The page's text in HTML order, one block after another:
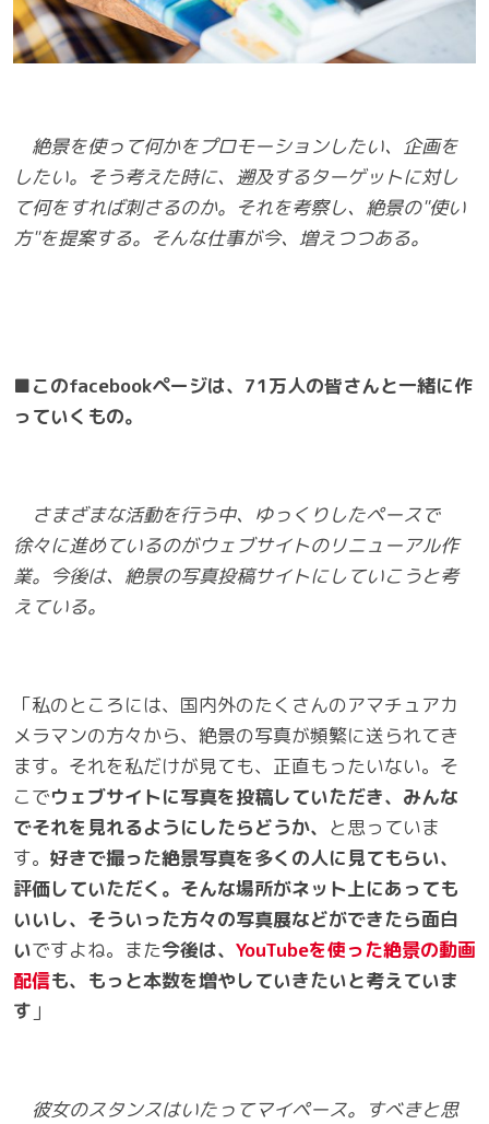
絶景を使って何かをプロモーションしたい、企画を
したい。そう考えた時に、遡及するターゲットに対し
て何をすれば刺さるのか。それを考察し、絶景の"使い
方"を提案する。そんな仕事が今、増えつつある。
■このfacebookページは、 71万人の皆さんと一緒に作
っていくもの。
さまざまな活動を行う中、ゆっくりしたペースで
徐々に進めているのがウェブサイトのリニューアル作
業。今後は、絶景の写真投稿サイトにしていこうと考
えている。
「私のところには、 国内外のたくさんのアマチュアカ
メラマンの方々から、 絶景の写真が頻繁に送られてき
ます。それを私だけが見ても、正直もったいない。そ
こでウェブサイトに写真を投稿していただき、みんな
でそれを見れるようにしたらどうか、 と思っていま
す。 好きで撮った絶景写真を多くの人に見てもらい、
評価していただく。そんな場所がネット上にあっても
いいし、そういった方々の写真展などができたら面白
いですよね。 また今後は、 YouTubeを使った絶景の動画
配信も、 もっと本数を増やしていきたいと考えていま
す 」
彼女のスタンスはいたってマイペース。すべきと思